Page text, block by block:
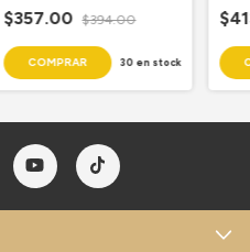
$357.00 $394.00
30 en stock